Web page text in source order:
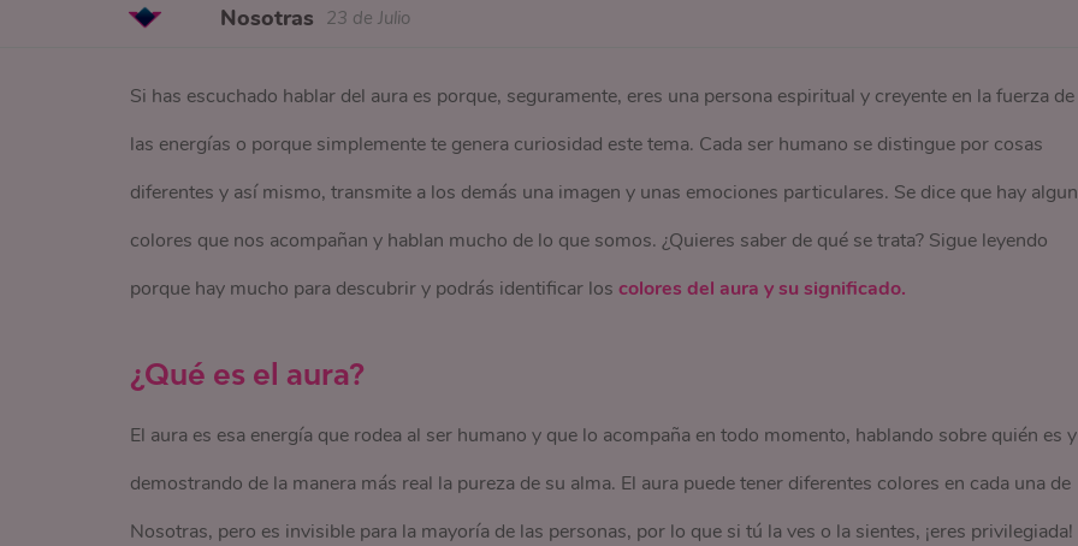
Nosotras 23 de Julio
Si has escuchado hablar del aura es porque, seguramente, eres una persona espiritual y creyente en la fuerza de
las energías o porque simplemente te genera curiosidad este tema. Cada ser humano se distingue por cosas
diferentes y así mismo, transmite a los demás una imagen y unas emociones particulares. Se dice que hay
colores que nos acompañan y hablan mucho de lo que somos. ¿Quieres saber de qué se trata? Sigue leyendo
porque hay mucho para descubrir y podrás identificar los colores del aura y su significado.
¿Qué es el aura?
El aura es esa energía que rodea al ser humano y que lo acompaña en todo momento, hablando sobre quién es y
demostrando de la manera más real la pureza de su alma. El aura puede tener diferentes colores en cada una de
Nosotras, pero es invisible para la mayoría de las personas, por lo que si tú la ves o la sientes, ¡eres privilegiada!